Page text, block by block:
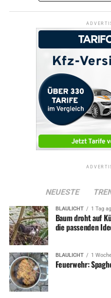
NEUESTE
BLAULICHT 1 Tag
Baum droht auf
die passenden
BLAULICHT 1
Feuerwehr: